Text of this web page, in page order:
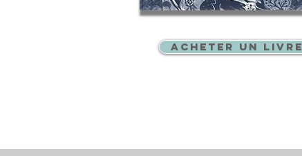
ACHETER UN LIVRE